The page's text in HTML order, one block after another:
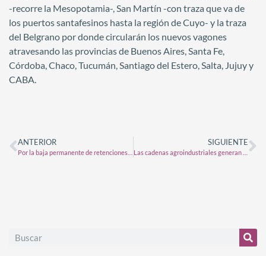
-recorre la Mesopotamia-, San Martín -con traza que va de
los puertos santafesinos hasta la región de Cuyo- y la traza
del Belgrano por donde circularán los nuevos vagones
atravesando las provincias de Buenos Aires, Santa Fe,
Córdoba, Chaco, Tucumán, Santiago del Estero, Salta, Jujuy y
CABA.
ANTERIOR SIGUIENTE